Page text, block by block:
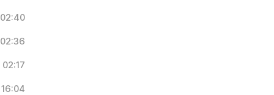
02:40
02:36
02:17
16:04